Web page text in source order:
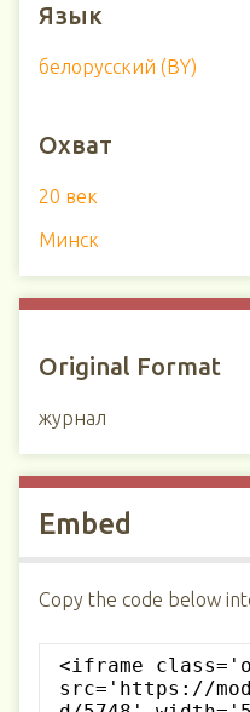
Язык
белорусский (BY)
Охват
20 век
Минск
Original Format
журнал
Embed
Copy the code below